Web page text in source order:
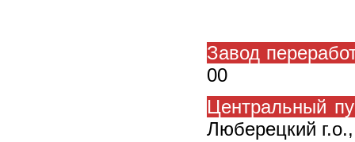
Завод
00
Центральный
Люберецкий